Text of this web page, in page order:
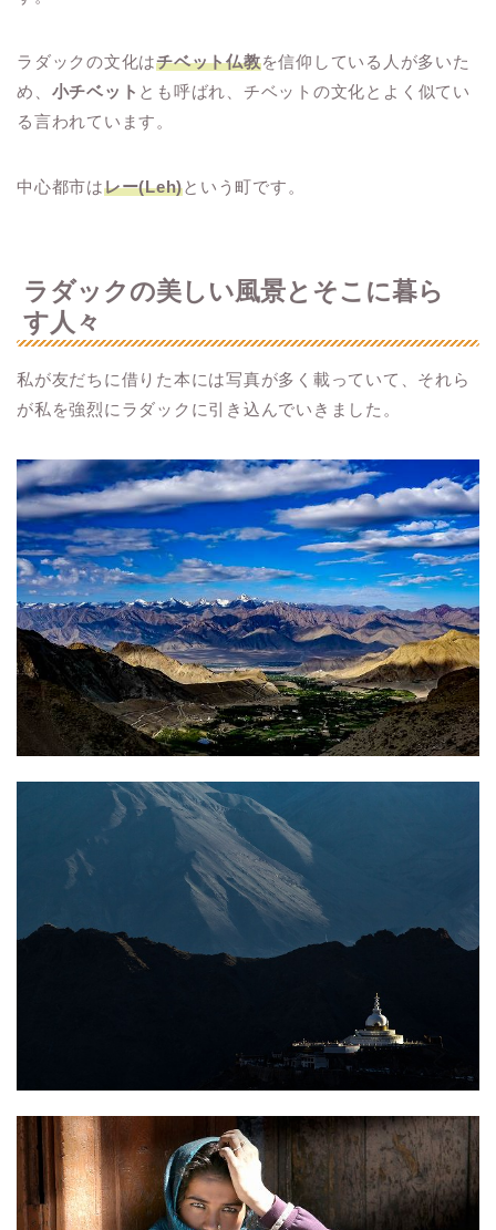
ラダックの文化はチベット仏教を信仰している人が多いた
め、 小チベット とも呼ばれ、チベットの文化とよく似てい
る言われています。
中心都市はレー(Leh)という町です。
ラダックの美しい風景とそこに暮ら
す人々
私が友だちに借りた本には写真が多く載っていて、それら
が私を強烈にラダックに引き込んでいきました。